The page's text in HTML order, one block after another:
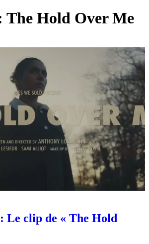
The Hold Over Me
Le clip de « The Hold